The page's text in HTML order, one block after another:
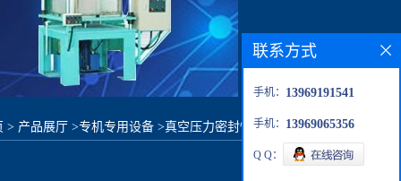
> 产品展厅 >专机专用设备 >真空压力密封性检测试验装置
联系方式
手机： 13969191541
手机： 13969065356
Q Q：